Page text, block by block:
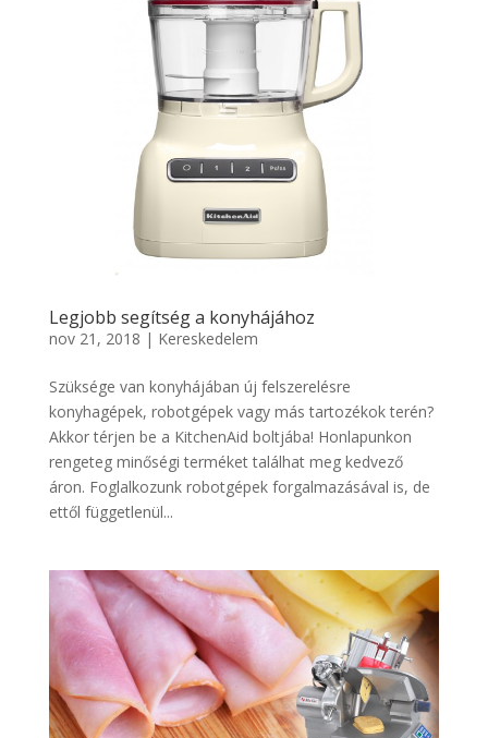
Legjobb segítség a konyhájához
nov 21, 2018 | Kereskedelem
Szüksége van konyhájában új felszerelésre
konyhagépek, robotgépek vagy más tartozékok terén?
Akkor térjen be a KitchenAid boltjába! Honlapunkon
rengeteg minőségi terméket találhat meg kedvező
áron. Foglalkozunk robotgépek forgalmazásával is, de
ettől függetlenül...